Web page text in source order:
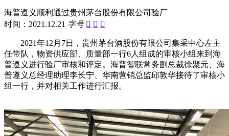
海普遵义顺利通过贵州茅台股份有限公司验厂
时间：2021.12.21 字号   
2021年12月7日，贵州茅台酒股份有限公司集采中心左主
任带队，物资供应部、质量部一行6人组成的审核小组来到海
普遵义进行验厂审核和评定。海普智联常务副总裁徐聚元、海
普遵义总经理助理李长宁、华南营销总监邱敦华接待了审核小
组一行，并对相关工作进行汇报。